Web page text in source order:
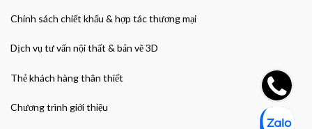
Chính sách chiết khấu & hợp tác thương mại
Dịch vụ tư vấn nội thất & bản vẽ 3D
Thẻ khách hàng thân thiết
Chương trình giới thiệu